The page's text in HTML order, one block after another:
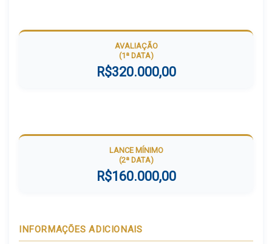
AVALIAÇÃO
(1ª DATA)
R$320.000,00
LANCE MÍNIMO
(2ª DATA)
R$160.000,00
INFORMAÇÕES ADICIONAIS